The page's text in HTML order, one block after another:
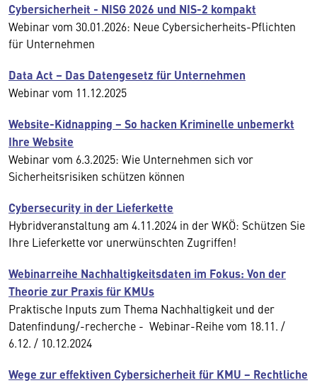
Cybersicherheit - NISG 2026 und NIS-2 kompakt
Webinar vom 30.01.2026: Neue Cybersicherheits-Pflichten
für Unternehmen
Data Act – Das Datengesetz für Unternehmen
Webinar vom 11.12.2025
Website-Kidnapping − So hacken Kriminelle unbemerkt
Ihre Website
Webinar vom 6.3.2025: Wie Unternehmen sich vor
Sicherheitsrisiken schützen können
Cybersecurity in der Lieferkette
Hybridveranstaltung am 4.11.2024 in der WKÖ: Schützen Sie
Ihre Lieferkette vor unerwünschten Zugriffen!
Webinarreihe Nachhaltigkeitsdaten im Fokus: Von der
Theorie zur Praxis für KMUs
Praktische Inputs zum Thema Nachhaltigkeit und der
Datenfindung/-recherche - Webinar-Reihe vom 18.11. /
6.12. / 10.12.2024
Wege zur effektiven Cybersicherheit für KMU − Rechtliche